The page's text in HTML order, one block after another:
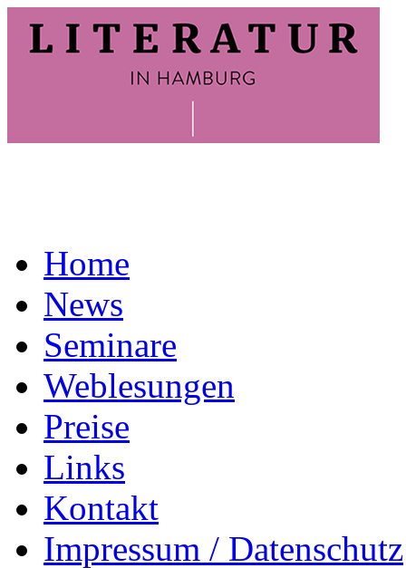
Home
News
Seminare
Weblesungen
Preise
Links
Kontakt
Impressum / Datenschutz